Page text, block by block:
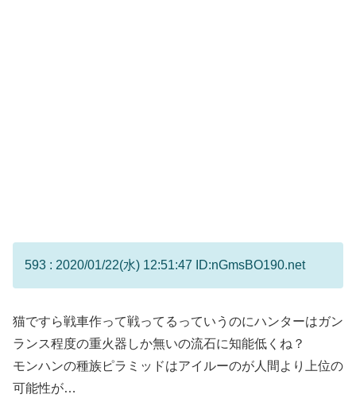
593 : 2020/01/22(水) 12:51:47 ID:nGmsBO190.net
猫ですら戦車作って戦ってるっていうのにハンターはガン
ランス程度の重火器しか無いの流石に知能低くね？
モンハンの種族ピラミッドはアイルーのが人間より上位の
可能性が…